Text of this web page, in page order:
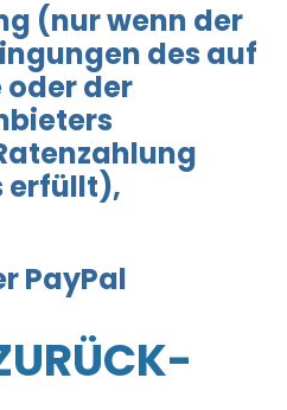
(nur wenn der
des auf
oder der
erfüllt),
PayPal